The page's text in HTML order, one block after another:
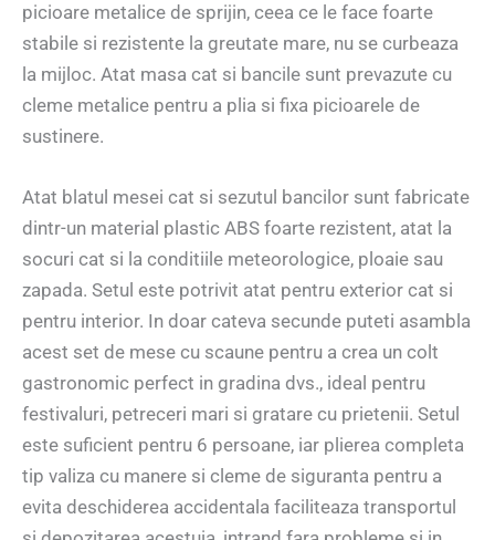
picioare metalice de sprijin, ceea ce le face foarte
stabile si rezistente la greutate mare, nu se curbeaza
la mijloc. Atat masa cat si bancile sunt prevazute cu
cleme metalice pentru a plia si fixa picioarele de
sustinere.
Atat blatul mesei cat si sezutul bancilor sunt fabricate
dintr-un material plastic ABS foarte rezistent, atat la
socuri cat si la conditiile meteorologice, ploaie sau
zapada. Setul este potrivit atat pentru exterior cat si
pentru interior. In doar cateva secunde puteti asambla
acest set de mese cu scaune pentru a crea un colt
gastronomic perfect in gradina dvs., ideal pentru
festivaluri, petreceri mari si gratare cu prietenii. Setul
este suficient pentru 6 persoane, iar plierea completa
tip valiza cu manere si cleme de siguranta pentru a
evita deschiderea accidentala faciliteaza transportul